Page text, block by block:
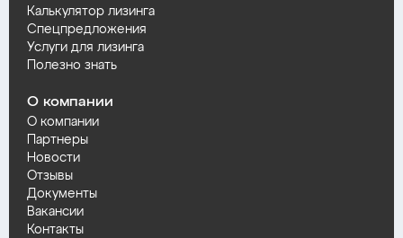
Калькулятор лизинга
Спецпредложения
Услуги для лизинга
Полезно знать
О компании
О компании
Партнеры
Новости
Отзывы
Документы
Вакансии
Контакты